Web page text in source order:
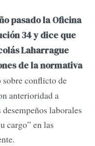
pasado la Oficina
34 y dice que
Laharrague
de la normativa
conflicto de
anterioridad a
laborales
cargo” en las